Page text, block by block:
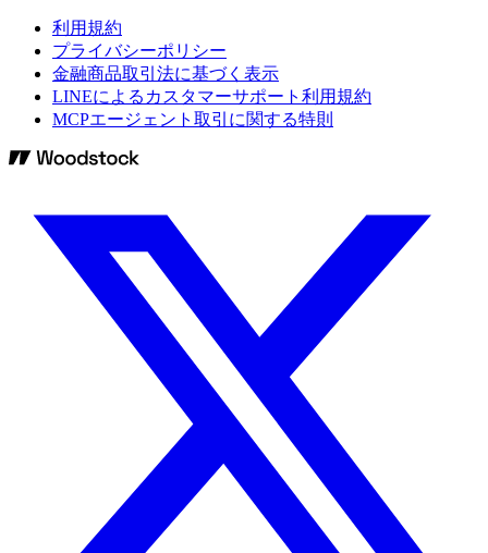
利用規約
プライバシーポリシー
金融商品取引法に基づく表示
LINEによるカスタマーサポート利用規約
MCPエージェント取引に関する特則